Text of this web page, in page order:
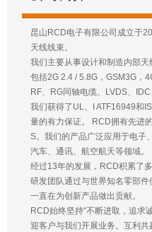
昆山RCD电子有限公司成立于
天线线束。
我们主要从事设计和制造内部天
包括2G 2.4 / 5.8G，GSM3G，
RF、RG同轴电缆、LVDS、
我们获得了UL、I ATF16949和
量的有力保证。 RCD拥有先进
S。我们的产品广泛应用于电子
汽车、通讯、航空航天等领域。
经过13年的发展，RCD积累了
研发团队通过与世界知名零部件
一直在为创新产品做出贡献。
RCD始终坚持“不断进取，追求
迎客户与我们开展业务。互利共